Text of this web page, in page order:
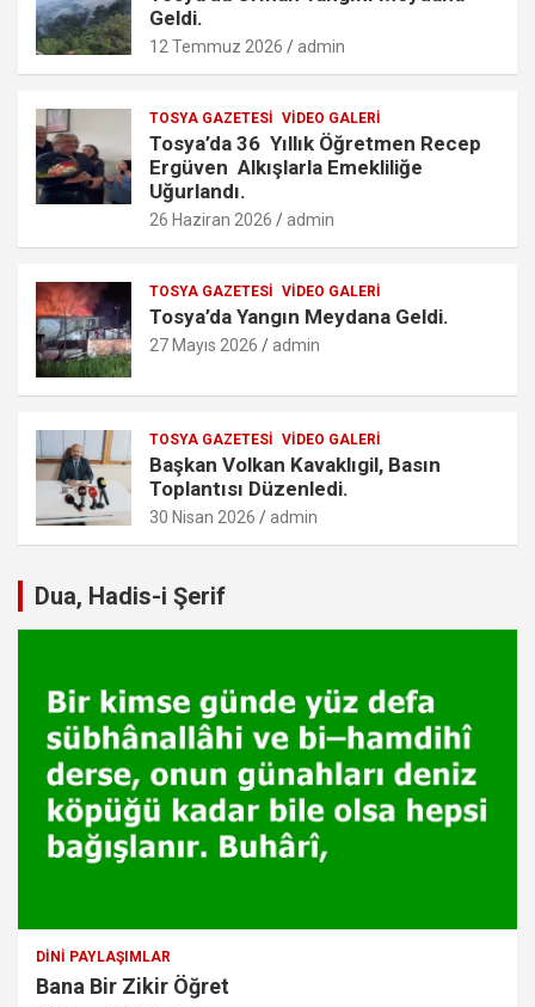
m
Geldi.
12 Temmuz 2026 admin
TOSYA GAZETESI VIDEO GALERI
Tosya’da 36 Yıllık Öğretmen Recep
Ergüven Alkışlarla Emekliliğe
Uğurlandı.
26 Haziran 2026 admin
TOSYA GAZETESI VIDEO GALERI
Tosya’da Yangın Meydana Geldi.
27 Mayıs 2026 admin
TOSYA GAZETESI VIDEO GALERI
Başkan Volkan Kavaklıgil, Basın
Toplantısı Düzenledi.
30 Nisan 2026 admin
Dua, Hadis-i Şerif
DINI PAYLAŞIMLAR
Bana Bir Zikir Öğret